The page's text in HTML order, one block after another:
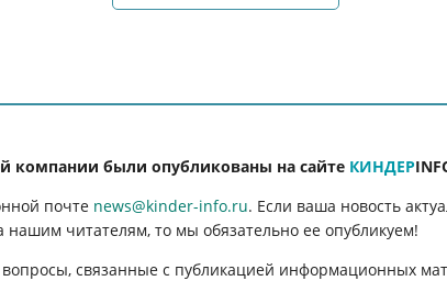
компании были опубликованы на сайте КИНДЕР
почте news@kinder-info.ru. Если ваша новость
нашим читателям, то мы обязательно ее опубликуем!
связанные с публикацией информационных